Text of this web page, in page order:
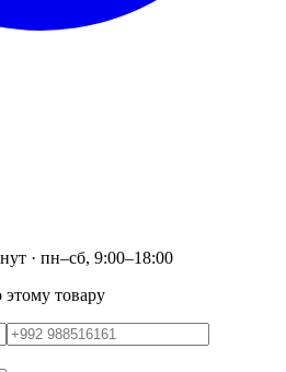
· пн–сб, 9:00–18:00
товару